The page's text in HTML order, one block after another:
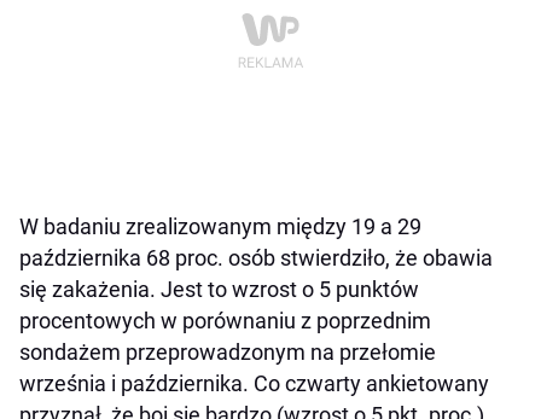
W badaniu zrealizowanym między 19 a 29
października 68 proc. osób stwierdziło, że obawia
się zakażenia. Jest to wzrost o 5 punktów
procentowych w porównaniu z poprzednim
sondażem przeprowadzonym na przełomie
września i października. Co czwarty ankietowany